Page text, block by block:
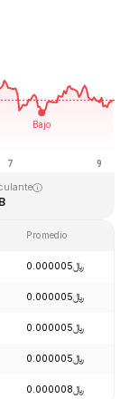
Promedio
﷼0.000005
﷼0.000005
﷼0.000005
﷼0.000005
﷼0.000008